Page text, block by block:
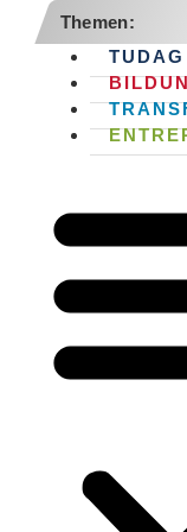
Themen:
TUDAG